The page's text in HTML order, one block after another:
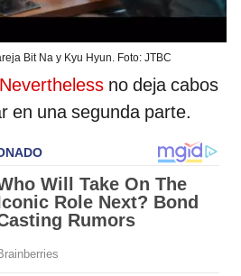
Bit Na y Kyu Hyun. Foto: JTBC
no deja cabos
en una segunda parte.